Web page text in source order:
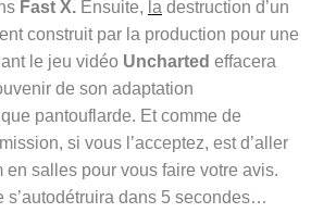
Fast X. Ensuite, la destruction d’un
construit par la production pour une
le jeu vidéo Uncharted effacera
de son adaptation
pantouflarde. Et comme de
si vous l’acceptez, est d’aller
en salles pour vous faire votre avis.
s’autodétruira dans 5 secondes…